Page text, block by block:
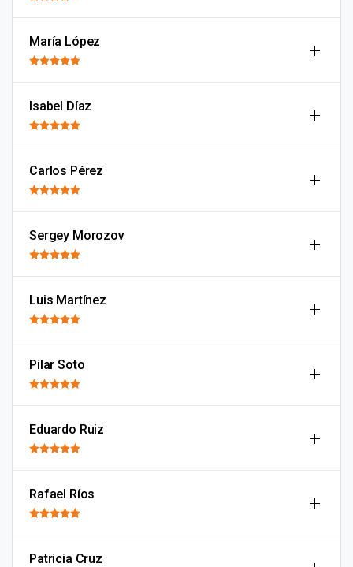
María López
Isabel Díaz
Carlos Pérez
Sergey Morozov
Luis Martínez
Pilar Soto
Eduardo Ruiz
Rafael Ríos
Patricia Cruz